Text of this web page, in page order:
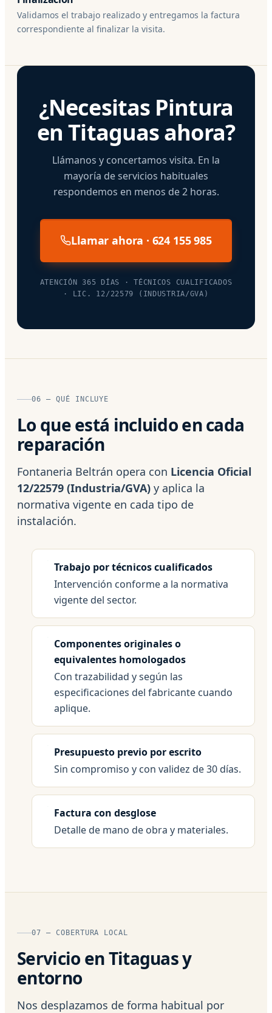
Validamos el trabajo realizado y entregamos la factura
correspondiente al finalizar la visita.
¿Necesitas Pintura
en Titaguas ahora?
Llámanos y concertamos visita. En la
mayoría de servicios habituales
respondemos en menos de 2 horas.
Llamar ahora · 624 155 985
ATENCIÓN 365 DÍAS · TÉCNICOS CUALIFICADOS
· LIC. 12/22579 (INDUSTRIA/GVA)
06 — QUÉ INCLUYE
Lo que está incluido en cada
reparación
Fontaneria Beltrán opera con Licencia Oficial
12/22579 (Industria/GVA) y aplica la
normativa vigente en cada tipo de
instalación.
Trabajo por técnicos cualificados
Intervención conforme a la normativa
vigente del sector.
Componentes originales o
equivalentes homologados
Con trazabilidad y según las
especificaciones del fabricante cuando
aplique.
Presupuesto previo por escrito
Sin compromiso y con validez de 30 días.
Factura con desglose
Detalle de mano de obra y materiales.
07 — COBERTURA LOCAL
Servicio en Titaguas y
entorno
Nos desplazamos de forma habitual por